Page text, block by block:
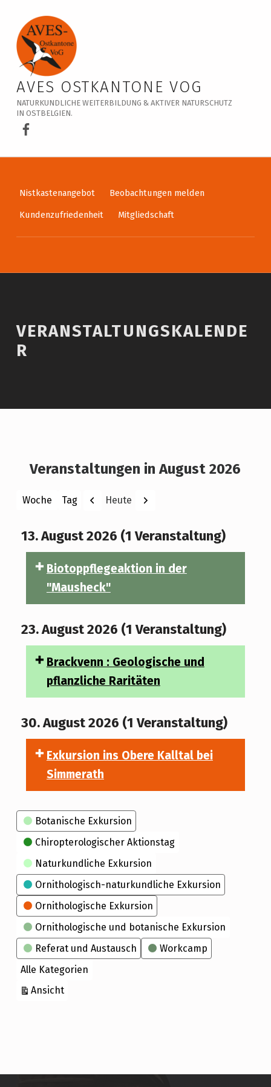
Veranstaltungskalender – AVES Ostkantone VoG
AVES OSTKANTONE VOG
NATURKUNDLICHE WEITERBILDUNG & AKTIVER NATURSCHUTZ
IN OSTBELGIEN.
AVES Ostkantone bei Facebook
Nistkastenangebot
Beobachtungen melden
Kundenzufriedenheit
Mitgliedschaft
VERANSTALTUNGSKALENDE
R
Veranstaltungen in August 2026
Woche Tag
Monat
Jahr
Zurück
Heute Weiter
13. August 2026 (1 Veranstaltung)
Biotoppflegeaktion in der
"Mausheck"
23. August 2026 (1 Veranstaltung)
Brackvenn : Geologische und
pflanzliche Raritäten
30. August 2026 (1 Veranstaltung)
Exkursion ins Obere Kalltal bei
Simmerath
Kategorien
Botanische Exkursion
Chiropterologischer Aktionstag
Naturkundliche Exkursion
Ornithologisch-naturkundliche Exkursion
Ornithologische Exkursion
Ornithologische und botanische Exkursion
Referat und Austausch
Workcamp
Alle Kategorien
Ansichtausdrucken